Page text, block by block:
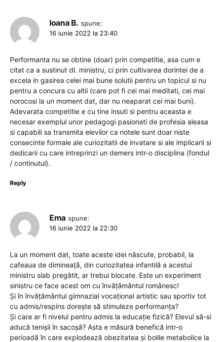
Ioana B. spune:
16 iunie 2022 la 23:40
Performanta nu se obtine (doar) prin competitie, asa cum e
citat ca a sustinut dl. ministru, ci prin cultivarea dorintei de a
excela in gasirea celei mai bune solutii pentru un topicul si nu
pentru a concura cu altii (care pot fi cei mai meditati, cei mai
norocosi la un moment dat, dar nu neaparat cei mai buni).
Adevarata competitie e cu tine insuti si pentru aceasta e
necesar exemplul unor pedagogi pasionati de profesia aleasa
si capabili sa transmita elevilor ca notele sunt doar niste
consecinte formale ale curiozitatii de invatare si ale implicarii si
dedicarii cu care intreprinzi un demers intr-o disciplina (fondul
/ continutul).
Reply
Ema spune:
16 iunie 2022 la 22:30
La un moment dat, toate aceste idei născute, probabil, la
cafeaua de dimineață, din curiozitatea infantilă a acestui
ministru slab pregătit, ar trebui blocate. Este un experiment
sinistru ce face acest om cu învățământul românesc!
Și în învățământul gimnazial vocațional artistic sau sportiv tot
cu admis/respins dorește să stimuleze performanța?
Și care ar fi nivelul pentru admis la educație fizică? Elevul să-si
aducă tenișii în sacoșă? Asta e măsură benefică intr-o
perioadă în care explodează obezitatea și bolile metabolice la